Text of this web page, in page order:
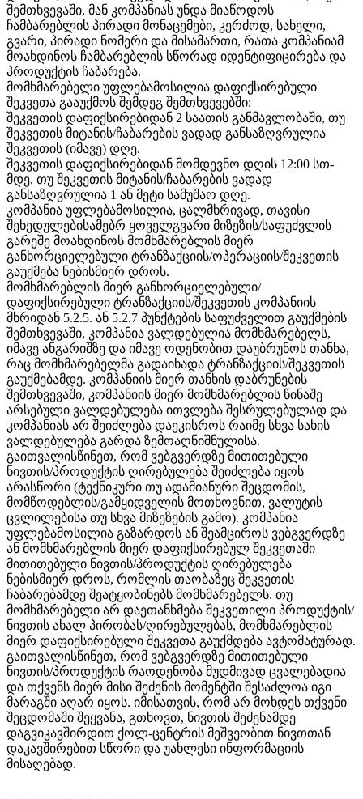
შემთხვევაში, მან კომპანიას უნდა მიაწოდოს
ჩამბარებლის პირადი მონაცემები, კერძოდ, სახელი,
გვარი, პირადი ნომერი და მისამართი, რათა კომპანიამ
მოახდინოს ჩამბარებლის სწორად იდენტიფიცირება და
პროდუქტის ჩაბარება.
მომხმარებელი უფლებამოსილია დაფიქსირებული
შეკვეთა გააუქმოს შემდეგ შემთხვევებში:
შეკვეთის დაფიქსირებიდან 2 საათის განმავლობაში, თუ
შეკვეთის მიტანის/ჩაბარების ვადად განსაზღვრულია
შეკვეთის (იმავე) დღე.
შეკვეთის დაფიქსირებიდან მომდევნო დღის 12:00 სთ-
მდე, თუ შეკვეთის მიტანის/ჩაბარების ვადად
განსაზღვრულია 1 ან მეტი სამუშაო დღე.
კომპანია უფლებამოსილია, ცალმხრივად, თავისი
შეხედულებისამებრ ყოველგვარი მიზეზის/საფუძვლის
გარეშე მოახდინოს მომხმარებლის მიერ
განხორციელებული ტრანზაქციის/ოპერაციის/შეკვეთის
გაუქმება ნებისმიერ დროს.
მომხმარებლის მიერ განხორციელებული/
დაფიქსირებული ტრანზაქციის/შეკვეთის კომპანიის
მხრიდან 5.2.5. ან 5.2.7 პუნქტების საფუძველით გაუქმების
შემთხვევაში, კომპანია ვალდებულია მომხმარებელს,
იმავე ანგარიშზე და იმავე ოდენობით დაუბრუნოს თანხა,
რაც მომხმარებელმა გადაიხადა ტრანზაქციის/შეკვეთის
გაუქმებამდე. კომპანიის მიერ თანხის დაბრუნების
შემთხვევაში, კომპანიის მიერ მომხმარებლის წინაშე
არსებული ვალდებულება ითვლება შესრულებულად და
კომპანიას არ შეიძლება დაეკისროს რაიმე სხვა სახის
ვალდებულება გარდა ზემოაღნიშნულისა.
გაითვალისწინეთ, რომ ვებგვერდზე მითითებული
ნივთის/პროდუქტის ღირებულება შეიძლება იყოს
არასწორი (ტექნიკური თუ ადამიანური შეცდომის,
მომწოდებლის/გამყიდველის მოთხოვნით, ვალუტის
ცვლილებისა თუ სხვა მიზეზების გამო). კომპანია
უფლებამოსილია გაზარდოს ან შეამციროს ვებგვერდზე
ან მომხმარებლის მიერ დაფიქსირებულ შეკვეთაში
მითითებული ნივთის/პროდუქტის ღირებულება
ნებისმიერ დროს, რომლის თაობაზეც შეკვეთის
ჩაბარებამდე შეატყობინებს მომხმარებელს. თუ
მომხმარებელი არ დაეთანხმება შეკვეთილი პროდუქტის/
ნივთის ახალ პირობას/ღირებულებას, მომხმარებლის
მიერ დაფიქსირებული შეკვეთა გაუქმდება ავტომატურად.
გაითვალისწინეთ, რომ ვებგვერდზე მითითებული
ნივთის/პროდუქტის რაოდენობა მუდმივად ცვალებადია
და თქვენს მიერ მისი შეძენის მომენტში შესაძლოა იგი
მარაგში აღარ იყოს. იმისათვის, რომ არ მოხდეს თქვენი
შეცდომაში შეყვანა, გთხოვთ, ნივთის შეძენამდე
დაგვიკავშირდით ქოლ-ცენტრის მეშვეობით ნივთთან
დაკავშირებით სწორი და უახლესი ინფორმაციის
მისაღებად.